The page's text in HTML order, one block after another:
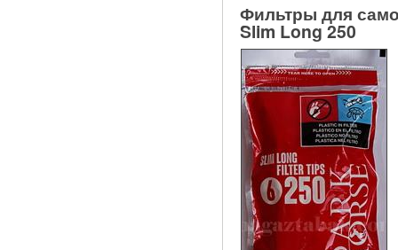
Фильтры для
Slim Long 250